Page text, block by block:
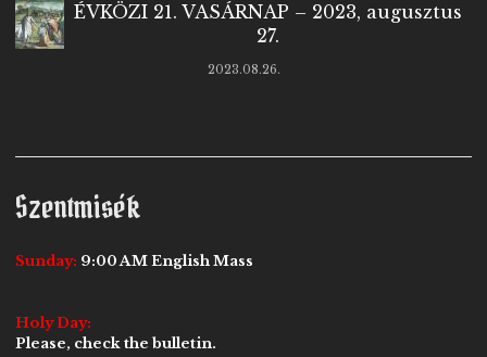
ÉVKÖZI 21. VASÁRNAP – 2023, augusztus
27.
2023.08.26.
Szentmisék
Sunday: 9:00 AM English Mass
Holy Day:
Please, check the bulletin.